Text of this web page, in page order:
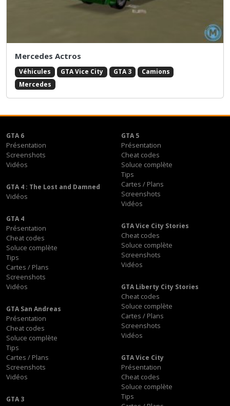
Mercedes Actros
Véhicules GTA Vice City GTA 3
Camions
Mercedes
GTA 6
Présentation
Screenshots
Vidéos
GTA 5
Présentation
Cheat codes
Soluce complète
Tips
Cartes / Plans
Screenshots
Vidéos
GTA 4 : The Lost and Damned
Vidéos
GTA 4
Présentation
Cheat codes
Soluce complète
Tips
Cartes / Plans
Screenshots
Vidéos
GTA Vice City Stories
Cheat codes
Soluce complète
Screenshots
Vidéos
GTA Liberty City Stories
Cheat codes
Soluce complète
Cartes / Plans
Screenshots
Vidéos
GTA San Andreas
Présentation
Cheat codes
Soluce complète
Tips
Cartes / Plans
Screenshots
Vidéos
GTA Vice City
Présentation
Cheat codes
Soluce complète
Tips
GTA 3